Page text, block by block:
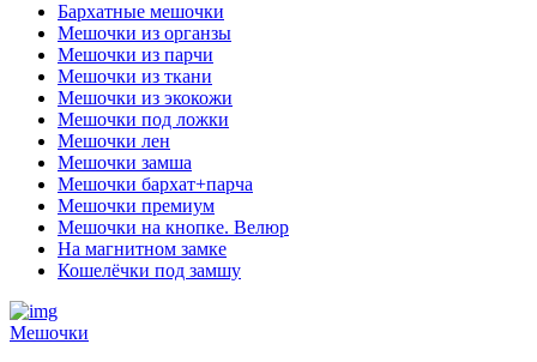
Бархатные мешочки
Мешочки из органзы
Мешочки из парчи
Мешочки из ткани
Мешочки из экокожи
Мешочки под ложки
Мешочки лен
Мешочки замша
Мешочки бархат+парча
Мешочки премиум
Мешочки на кнопке. Велюр
На магнитном замке
Кошелёчки под замшу
Мешочки